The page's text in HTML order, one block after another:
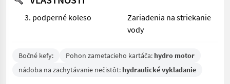
3. podperné koleso
Zariadenia na striekanie
vody
Bočné kefy: Pohon zametacieho kartáča: hydro motor
nádoba na zachytávanie nečistôt: hydraulické vykladanie